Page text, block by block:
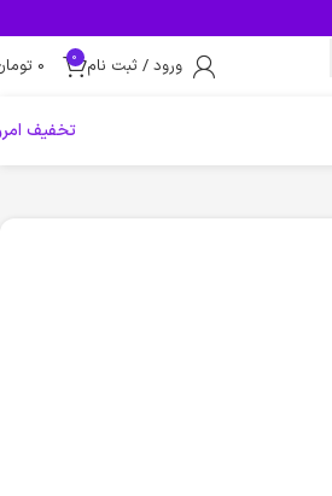
ورود / ثبت نام 0
0
تخفیف